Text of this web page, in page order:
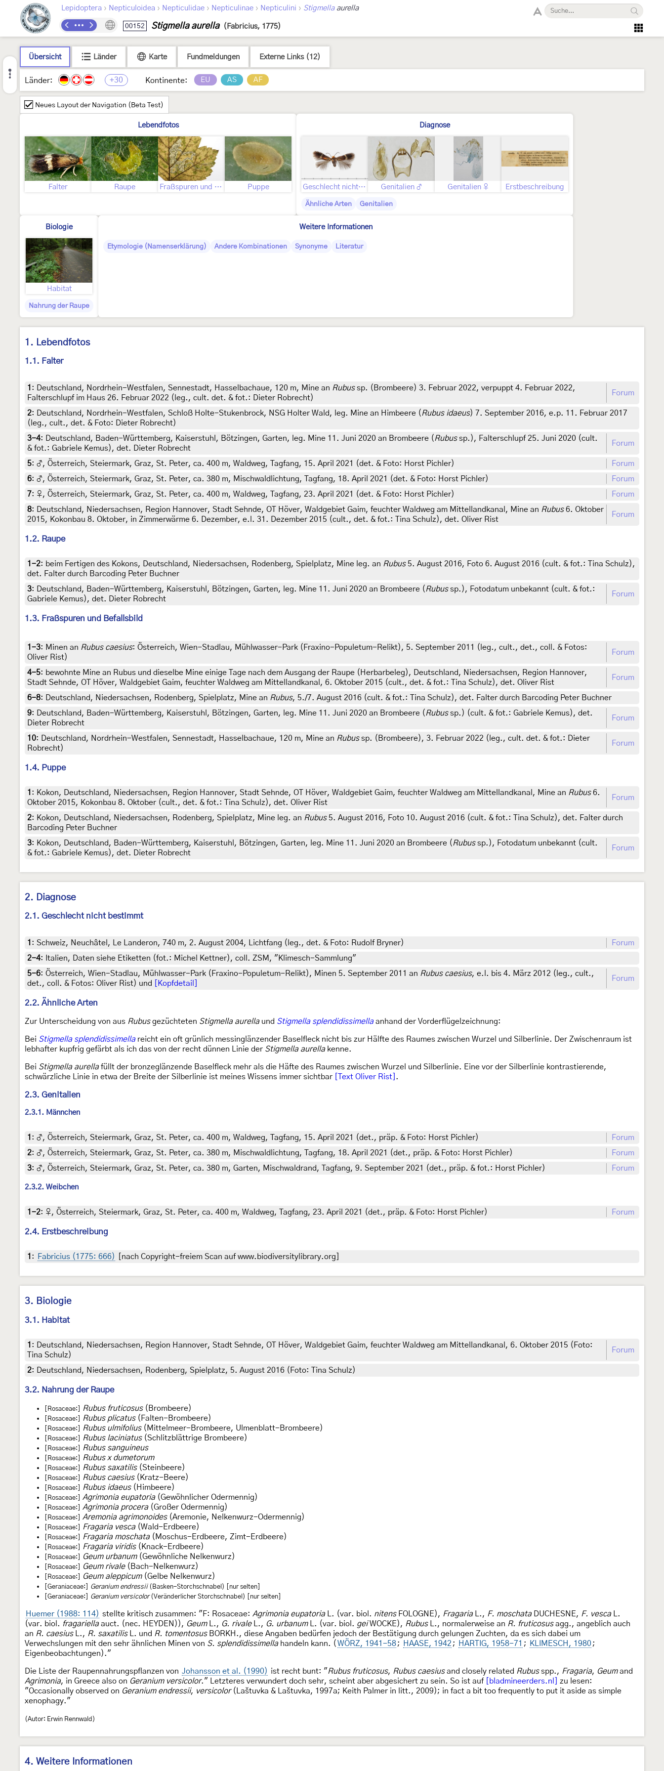
Lepidoptera › Nepticuloidea › Nepticulidae › Nepticulinae › Nepticulini › Stigmellaaurella
00152 Stigmella aurella (Fabricius, 1775)
Übersicht Länder Karte Fundmeldungen Externe Links (12)
Länder: +30 Kontinente: EU AS AF
Neues Layout der Navigation (Beta Test)
Lebendfotos
Falter Raupe Fraßspuren und Befallsbild Puppe
Diagnose
Geschlecht nicht bestimmt Genitalien ♂ Genitalien ♀ Erstbeschreibung
Ähnliche Arten Genitalien
Biologie
Habitat
Nahrung der Raupe
Weitere Informationen
Etymologie (Namenserklärung) Andere Kombinationen Synonyme Literatur
1. Lebendfotos
1.1. Falter
1 : Deutschland, Nordrhein-Westfalen, Sennestadt, Hasselbachaue, 120 m, Mine an Rubussp. (Brombeere) 3. Februar 2022, verpuppt 4. Februar 2022,
Falterschlupf im Haus 26. Februar 2022 (leg., cult. det. & fot.: Dieter Robrecht)
Forum
2: Deutschland, Nordrhein-Westfalen, Schloß Holte-Stukenbrock, NSG Holter Wald, leg. Mine an Himbeere ( Rubus idaeus) 7. September 2016, e.p. 11. Februar 2017
(leg., cult., det. & Foto: Dieter Robrecht)
3-4: Deutschland, Baden-Württemberg, Kaiserstuhl, Bötzingen, Garten, leg. Mine 11. Juni 2020 an Brombeere ( Rubussp.), Falterschlupf 25. Juni 2020 (cult.
& fot.: Gabriele Kemus), det. Dieter Robrecht
Forum
5: ♂, Österreich, Steiermark, Graz, St. Peter, ca. 400 m, Waldweg, Tagfang, 15. April 2021 (det. & Foto: Horst Pichler)
Forum
6: ♂, Österreich, Steiermark, Graz, St. Peter, ca. 380 m, Mischwaldlichtung, Tagfang, 18. April 2021 (det. & Foto: Horst Pichler)
Forum
7: ♀, Österreich, Steiermark, Graz, St. Peter, ca. 400 m, Waldweg, Tagfang, 23. April 2021 (det. & Foto: Horst Pichler)
Forum
8: Deutschland, Niedersachsen, Region Hannover, Stadt Sehnde, OT Höver, Waldgebiet Gaim, feuchter Waldweg am Mittellandkanal, Mine an Rubus6. Oktober
2015, Kokonbau 8. Oktober, in Zimmerwärme 6. Dezember, e.l. 31. Dezember 2015 (cult., det. & fot.: Tina Schulz), det. Oliver Rist
Forum
1.2. Raupe
1-2: beim Fertigen des Kokons, Deutschland, Niedersachsen, Rodenberg, Spielplatz, Mine leg. an Rubus5. August 2016, Foto 6. August 2016 (cult. & fot.: Tina Schulz),
det. Falter durch Barcoding Peter Buchner
3: Deutschland, Baden-Württemberg, Kaiserstuhl, Bötzingen, Garten, leg. Mine 11. Juni 2020 an Brombeere ( Rubussp.), Fotodatum unbekannt (cult. & fot.:
Gabriele Kemus), det. Dieter Robrecht
Forum
1.3. Fraßspuren und Befallsbild
1-3: Minen an Rubus caesius: Österreich, Wien-Stadlau, Mühlwasser-Park (Fraxino-Populetum-Relikt), 5. September 2011 (leg., cult., det., coll. & Fotos:
Oliver Rist)
Forum
4-5: bewohnte Mine an Rubus und dieselbe Mine einige Tage nach dem Ausgang der Raupe (Herbarbeleg), Deutschland, Niedersachsen, Region Hannover,
Stadt Sehnde, OT Höver, Waldgebiet Gaim, feuchter Waldweg am Mittellandkanal, 6. Oktober 2015 (cult., det. & fot.: Tina Schulz), det. Oliver Rist
Forum
6-8: Deutschland, Niedersachsen, Rodenberg, Spielplatz, Mine an Rubus, 5./7. August 2016 (cult. & fot.: Tina Schulz), det. Falter durch Barcoding Peter Buchner
9: Deutschland, Baden-Württemberg, Kaiserstuhl, Bötzingen, Garten, leg. Mine 11. Juni 2020 an Brombeere (Rubussp.) (cult. & fot.: Gabriele Kemus), det.
Dieter Robrecht
Forum
10: Deutschland, Nordrhein-Westfalen, Sennestadt, Hasselbachaue, 120 m, Mine an Rubussp. (Brombeere), 3. Februar 2022 (leg., cult. det. & fot.: Dieter
Robrecht)
Forum
1.4. Puppe
1 : Kokon, Deutschland, Niedersachsen, Region Hannover, Stadt Sehnde, OT Höver, Waldgebiet Gaim, feuchter Waldweg am Mittellandkanal, Mine an Rubus6.
Oktober 2015, Kokonbau 8. Oktober (cult., det. & fot.: Tina Schulz), det. Oliver Rist
Forum
2: Kokon, Deutschland, Niedersachsen, Rodenberg, Spielplatz, Mine leg. an Rubus5. August 2016, Foto 10. August 2016 (cult. & fot.: Tina Schulz), det. Falter durch
Barcoding Peter Buchner
3: Kokon, Deutschland, Baden-Württemberg, Kaiserstuhl, Bötzingen, Garten, leg. Mine 11. Juni 2020 an Brombeere (Rubussp.), Fotodatum unbekannt (cult.
& fot.: Gabriele Kemus), det. Dieter Robrecht
Forum
2. Diagnose
2.1. Geschlecht nicht bestimmt
1 : Schweiz, Neuchâtel, Le Landeron, 740 m, 2. August 2004, Lichtfang (leg., det. & Foto: Rudolf Bryner)
Forum
2-4:
Italien, Daten siehe Etiketten (fot.: Michel Kettner), coll. ZSM, "Klimesch-Sammlung"
5-6: Österreich, Wien-Stadlau, Mühlwasser-Park (Fraxino-Populetum-Relikt), Minen 5. September 2011 an Rubus caesius, e.l. bis 4. März 2012 (leg., cult.,
det., coll. & Fotos: Oliver Rist) und
[Kopfdetail]
Forum
2.2. Ähnliche Arten
Zur Unterscheidung von aus Rubusgezüchteten Stigmella aurellaund Stigmella splendidissimellaanhand der Vorderflügelzeichnung:
Bei Stigmella splendidissimellareicht ein oft grünlich messinglänzender Baselfleck nicht bis zur Hälfte des Raumes zwischen Wurzel und Silberlinie. Der Zwischenraum ist
lebhafter kupfrig gefärbt als ich das von der recht dünnen Linie der Stigmella aurellakenne.
Bei Stigmella aurellafüllt der bronzeglänzende Baselfleck mehr als die Häfte des Raumes zwischen Wurzel und Silberlinie. Eine vor der Silberlinie kontrastierende,
schwärzliche Linie in etwa der Breite der Silberlinie ist meines Wissens immer sichtbar
[Text Oliver Rist] .
2.3. Genitalien
2.3.1. Männchen
1 : ♂, Österreich, Steiermark, Graz, St. Peter, ca. 400 m, Waldweg, Tagfang, 15. April 2021 (det., präp. & Foto: Horst Pichler)
Forum
2: ♂, Österreich, Steiermark, Graz, St. Peter, ca. 380 m, Mischwaldlichtung, Tagfang, 18. April 2021 (det., präp. & Foto: Horst Pichler)
Forum
3: ♂, Österreich, Steiermark, Graz, St. Peter, ca. 380 m, Garten, Mischwaldrand, Tagfang, 9. September 2021 (det., präp. & fot.: Horst Pichler) Forum
2.3.2. Weibchen
1-2: ♀, Österreich, Steiermark, Graz, St. Peter, ca. 400 m, Waldweg, Tagfang, 23. April 2021 (det., präp. & Foto: Horst Pichler) Forum
2.4. Erstbeschreibung
1 : Fabricius (1775: 666) [nach Copyright-freiem Scan auf www.biodiversitylibrary.org]
3. Biologie
3.1. Habitat
1 :
Deutschland, Niedersachsen, Region Hannover, Stadt Sehnde, OT Höver, Waldgebiet Gaim, feuchter Waldweg am Mittellandkanal, 6. Oktober 2015 (Foto:
Tina Schulz)
Forum
2: Deutschland, Niedersachsen, Rodenberg, Spielplatz, 5. August 2016 (Foto: Tina Schulz)
3.2. Nahrung der Raupe
[Rosaceae:] Rubus fruticosus(Brombeere)
[Rosaceae:] Rubus plicatus(Falten-Brombeere)
[Rosaceae:] Rubus ulmifolius(Mittelmeer-Brombeere, Ulmenblatt-Brombeere)
[Rosaceae:] Rubus laciniatus(Schlitzblättrige Brombeere)
[Rosaceae:] Rubus sanguineus
[Rosaceae:] Rubus x dumetorum
[Rosaceae:] Rubus saxatilis(Steinbeere)
[Rosaceae:] Rubus caesius(Kratz-Beere)
[Rosaceae:] Rubus idaeus(Himbeere)
[Rosaceae:] Agrimonia eupatoria(Gewöhnlicher Odermennig)
[Rosaceae:] Agrimonia procera(Großer Odermennig)
[Rosaceae:] Aremonia agrimonoides(Aremonie, Nelkenwurz-Odermennig)
[Rosaceae:] Fragaria vesca(Wald-Erdbeere)
[Rosaceae:] Fragaria moschata(Moschus-Erdbeere, Zimt-Erdbeere)
[Rosaceae:] Fragaria viridis(Knack-Erdbeere)
[Rosaceae:] Geum urbanum(Gewöhnliche Nelkenwurz)
[Rosaceae:] Geum rivale(Bach-Nelkenwurz)
[Rosaceae:] Geum aleppicum(Gelbe Nelkenwurz)
[Geraniaceae:] Geranium endressii(Basken-Storchschnabel) [nur selten]
[Geraniaceae:]
Geranium versicolor(Veränderlicher Storchschnabel) [nur selten]
Huemer (1988: 114) stellte kritisch zusammen: "F: Rosaceae: Agrimonia eupatoriaL. (var. biol. nitensFOLOGNE), FragariaL., F. moschataDUCHESNE, F. vescaL.
(var. biol. fragariellaauct. (nec. HEYDEN)), GeumL., G. rivaleL., G. urbanumL. (var. biol. geiWOCKE), RubusL., normalerweise an R. fruticosusagg., angeblich auch
an R. caesiusL., R. saxatilisL. und R. tomentosusBORKH., diese Angaben bedürfen jedoch der Bestätigung durch gelungen Zuchten, da es sich dabei um
Verwechslungen mit den sehr ähnlichen Minen von S. splendidissimellahandeln kann. ( WÖRZ, 1941-58; HAASE, 1942 ; HARTIG, 1958-71 ; KLIMESCH, 1980 ;
Eigenbeobachtungen)."
Die Liste der Raupennahrungspflanzen von Johansson et al. (1990) ist recht bunt: "Rubus fruticosus, Rubus caesiusand closely related Rubusspp., Fragaria, Geumand
Agrimonia, in Greece also on Geranium versicolor." Letzteres verwundert doch sehr, scheint aber abgesichert zu sein. So ist auf [bladmineerders.nl]
zu lesen:
"Occasionally observed on Geranium endressii, versicolor(Laštuvka & Laštuvka, 1997a; Keith Palmer in litt., 2009); in fact a bit too frequently to put it aside as simple
xenophagy."
(Autor: Erwin Rennwald)
4. Weitere Informationen